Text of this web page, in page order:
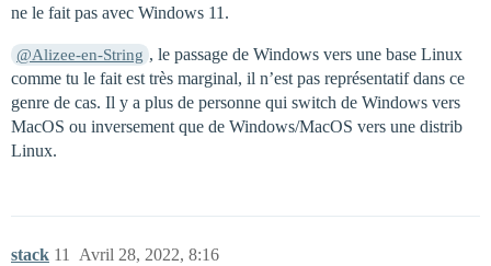
ne le fait pas avec Windows 11.
@Alizee-en-String , le passage de Windows vers une base Linux
comme tu le fait est très marginal, il n’est pas représentatif dans ce
genre de cas. Il y a plus de personne qui switch de Windows vers
MacOS ou inversement que de Windows/MacOS vers une distrib
Linux.
stack Avril 28, 2022, 8:16
11